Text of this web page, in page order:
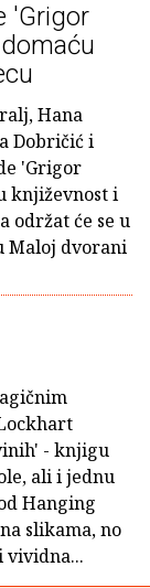
'Grigor
Hana
Dobričić i
'Grigor
književnost i
održat će se u
Maloj dvorani
- knjigu
ali i jednu
Hanging
slikama, no